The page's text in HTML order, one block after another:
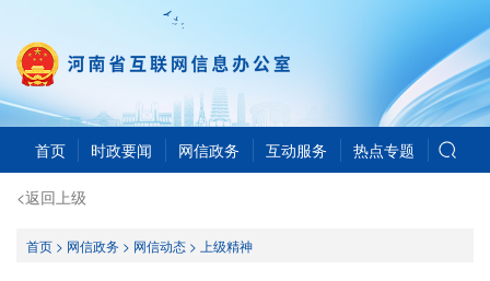
首页 时政要闻 网信政务 互动服务 热点专题
<返回上级
首页> 网信政务> 网信动态> 上级精神